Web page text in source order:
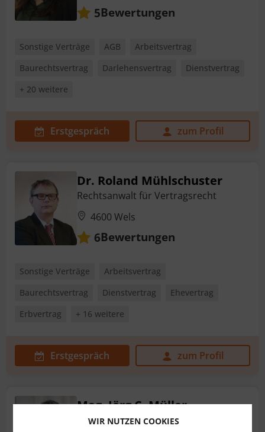
5Bewertungen
Sonstige Verträge AGB
Arbeitsvertrag
Baurechtsvertrag
Darlehensvertrag
Dienstvertrag
+ 20 weitere
Erstgespräch zum Profil
Dr. Roland Mühlschuster
Rechtsanwalt für Vertragsrecht
4600 Wels
6Bewertungen
Sonstige Verträge
Arbeitsvertrag
Baurechtsvertrag
Dienstvertrag
Ehevertrag
Erbvertrag
+ 16 weitere
Erstgespräch zum Profil
Mag. Jörg C. Müller
Rechtsanwalt für Vertragsrecht
WIR NUTZEN COOKIES